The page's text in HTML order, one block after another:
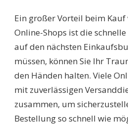
Ein großer Vorteil beim
Online-Shops ist die
auf den nächsten
müssen, können Sie Ihr
den Händen halten. Viele
mit zuverlässigen
zusammen, um
Bestellung so schnell wie